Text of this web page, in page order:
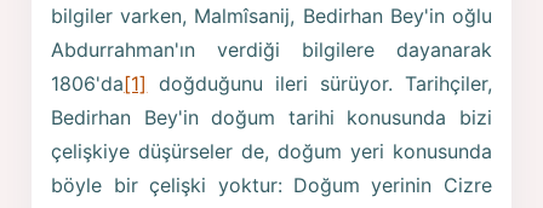
bilgiler varken, Malmîsanij, Bedirhan Bey'in oğlu
Abdurrahman'ın verdiği bilgilere dayanarak
1806'da[1] doğduğunu ileri sürüyor. Tarihçiler,
Bedirhan Bey'in doğum tarihi konusunda bizi
çelişkiye düşürseler de, doğum yeri konusunda
böyle bir çelişki yoktur: Doğum yerinin Cizre